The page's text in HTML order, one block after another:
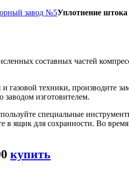
завод №5Уплотнение штока
составных частей
газовой техники, производите
заводом изготовителем.
специальные
в ящик для сохранности. Во
купить